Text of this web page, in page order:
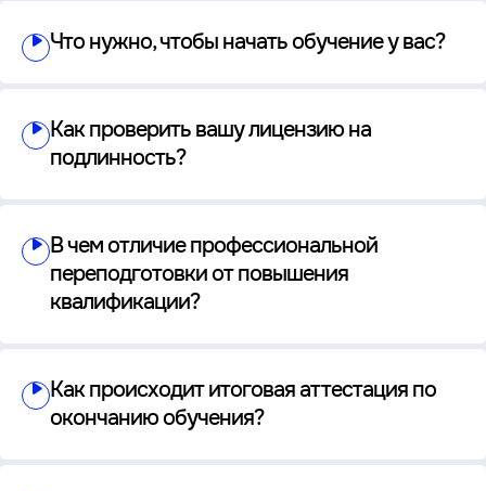
Что нужно, чтобы начать обучение у вас?
Как проверить вашу лицензию на
подлинность?
В чем отличие профессиональной
переподготовки от повышения
квалификации?
Как происходит итоговая аттестация по
окончанию обучения?